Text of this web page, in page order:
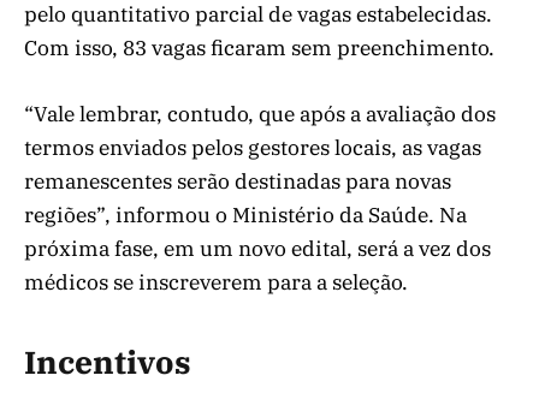
pelo quantitativo parcial de vagas estabelecidas.
Com isso, 83 vagas ficaram sem preenchimento.
“Vale lembrar, contudo, que após a avaliação dos
termos enviados pelos gestores locais, as vagas
remanescentes serão destinadas para novas
regiões”, informou o Ministério da Saúde. Na
próxima fase, em um novo edital, será a vez dos
médicos se inscreverem para a seleção.
Incentivos